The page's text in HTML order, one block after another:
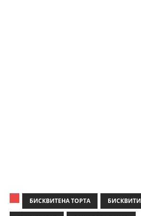
БИСКВИТЕНА ТОРТА БИСКВИТИ